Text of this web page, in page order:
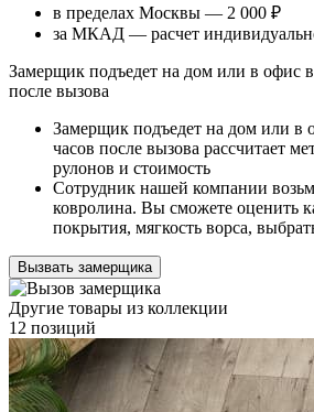
в пределах Москвы — 2 000 ₽
за МКАД — расчет
Замерщик подъедет на дом или в офис в
после вызова
Замерщик подъедет на дом или в
часов после вызова рассчитает
рулонов и стоимость
Сотрудник нашей компании
ковролина. Вы сможете оценить
покрытия, мягкость ворса,
Вызвать замерщика
Другие товары из коллекции
12 позиций